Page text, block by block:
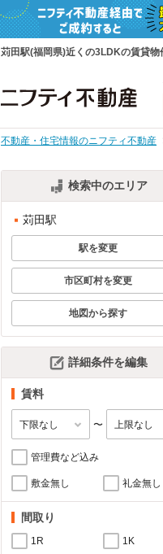
苅田駅(福岡県)近くの3LDKの賃貸物
不動産・住宅情報のニフティ不動産
検索中のエリア
苅田駅
駅を変更
市区町村を変更
地図から探す
詳細条件を編集
賃料
〜
管理費など込み
敷金無し 礼金無し
間取り
1R 1K